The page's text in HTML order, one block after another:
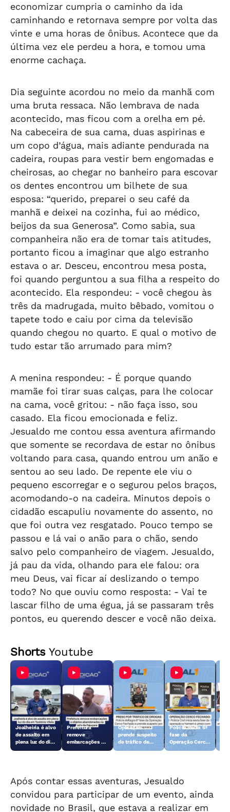
economizar cumpria o caminho da ida
caminhando e retornava sempre por volta das
vinte e uma horas de ônibus. Acontece que da
última vez ele perdeu a hora, e tomou uma
enorme cachaça.
Dia seguinte acordou no meio da manhã com
uma bruta ressaca. Não lembrava de nada
acontecido, mas ficou com a orelha em pé.
Na cabeceira de sua cama, duas aspirinas e
um copo d’água, mais adiante pendurada na
cadeira, roupas para vestir bem engomadas e
cheirosas, ao chegar no banheiro para escovar
os dentes encontrou um bilhete de sua
esposa: “querido, preparei o seu café da
manhã e deixei na cozinha, fui ao médico,
beijos da sua Generosa”. Como sabia, sua
companheira não era de tomar tais atitudes,
portanto ficou a imaginar que algo estranho
estava o ar. Desceu, encontrou mesa posta,
foi quando perguntou a sua filha a respeito do
acontecido. Ela respondeu: - você chegou às
três da madrugada, muito bêbado, vomitou o
tapete todo e caiu por cima da televisão
quando chegou no quarto. E qual o motivo de
tudo estar tão arrumado para mim?
A menina respondeu: - É porque quando
mamãe foi tirar suas calças, para lhe colocar
na cama, você gritou: - não faça isso, sou
casado. Ela ficou emocionada e feliz.
Jesualdo me contou essa aventura afirmando
que somente se recordava de estar no ônibus
voltando para casa, quando entrou um anão e
sentou ao seu lado. De repente ele viu o
pequeno escorregar e o segurou pelos braços,
acomodando-o na cadeira. Minutos depois o
cidadão escapuliu novamente do assento, no
que foi outra vez resgatado. Pouco tempo se
passou e lá vai o anão para o chão, sendo
salvo pelo companheiro de viagem. Jesualdo,
já pau da vida, olhando para ele falou: ora
meu Deus, vai ficar aí deslizando o tempo
todo? No que ouviu como resposta: - Vai te
lascar filho de uma égua, já se passaram três
pontos, eu querendo descer e você não deixa.
ShortsYoutube
Joalheiria é alvo
de assalto em
plena luz do dia
Prefeitura
remove
embarcações e
Operação
prende suspeito
de tráfico de
Polícia inicia 6ª
fase da
Operação Cerco
Após contar essas aventuras, Jesualdo
convidou para participar de um evento, ainda
novidade no Brasil, que estava a realizar em